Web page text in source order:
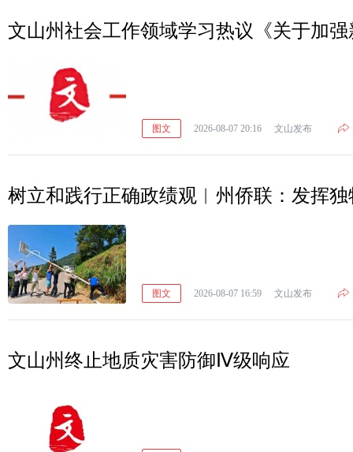
文山州社会工作领域学习热议《关于加
图文 2026-08-07 20:16 文山发布
树立和践行正确政绩观︱州侨联：发挥
图文 2026-08-07 16:59 文山发布
文山州终止地质灾害防御Ⅳ级响应